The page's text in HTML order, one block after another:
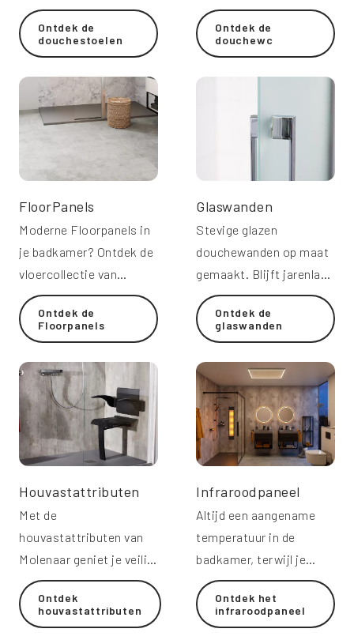
comfortabel, stijlvol en
veilig.Ontdek de
douchestoelen
Een duurzaam en stijlvol
toilet.Ontdek de
douchewc
FloorPanels
Moderne Floorpanels in
je badkamer? Ontdek de
vloercollectie van
Molenaar.
Ontdek de
Floorpanels
Glaswanden
Stevige glazen
douchewanden op maat
gemaakt. Blijft jarenlang
mooi dankzij de
hoogwaardige coating.
Ontdek de
glaswanden
Houvastattributen
Met de
houvastattributen van
Molenaar geniet je veilig
en onbezorgd van een
heerlijke douche.
Ontdek
houvastattributen
Infraroodpaneel
Altijd een aangename
temperatuur in de
badkamer, terwijl je
bespaart op de
energiekosten.
Ontdek het
infraroodpaneel